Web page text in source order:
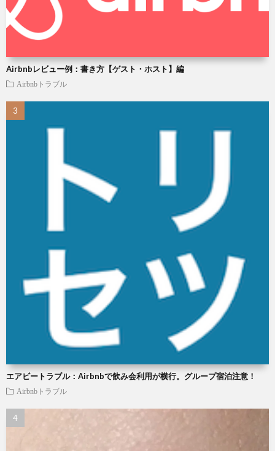
Airbnbレビュー例：書き方【ゲスト・ホスト】編
Airbnbトラブル
エアビートラブル：Airbnbで飲み会利用が横行。グループ宿泊注意！
Airbnbトラブル